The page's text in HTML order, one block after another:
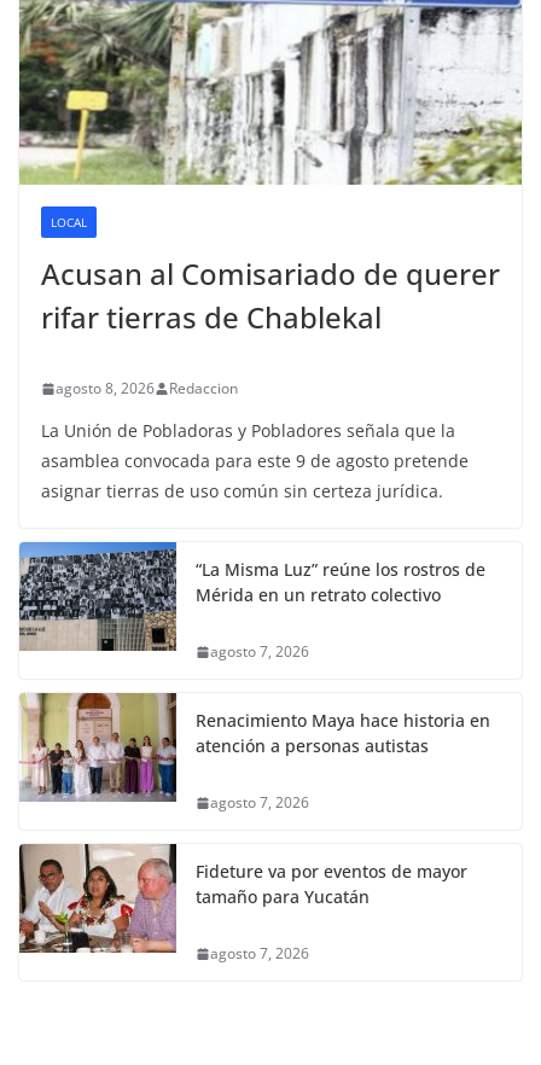
LOCAL
Acusan al Comisariado de querer
rifar tierras de Chablekal
agosto 8, 2026 Redaccion
La Unión de Pobladoras y Pobladores señala que la
asamblea convocada para este 9 de agosto pretende
asignar tierras de uso común sin certeza jurídica.
“La Misma Luz” reúne los rostros de
Mérida en un retrato colectivo
agosto 7, 2026
Renacimiento Maya hace historia en
atención a personas autistas
agosto 7, 2026
Fideture va por eventos de mayor
tamaño para Yucatán
agosto 7, 2026